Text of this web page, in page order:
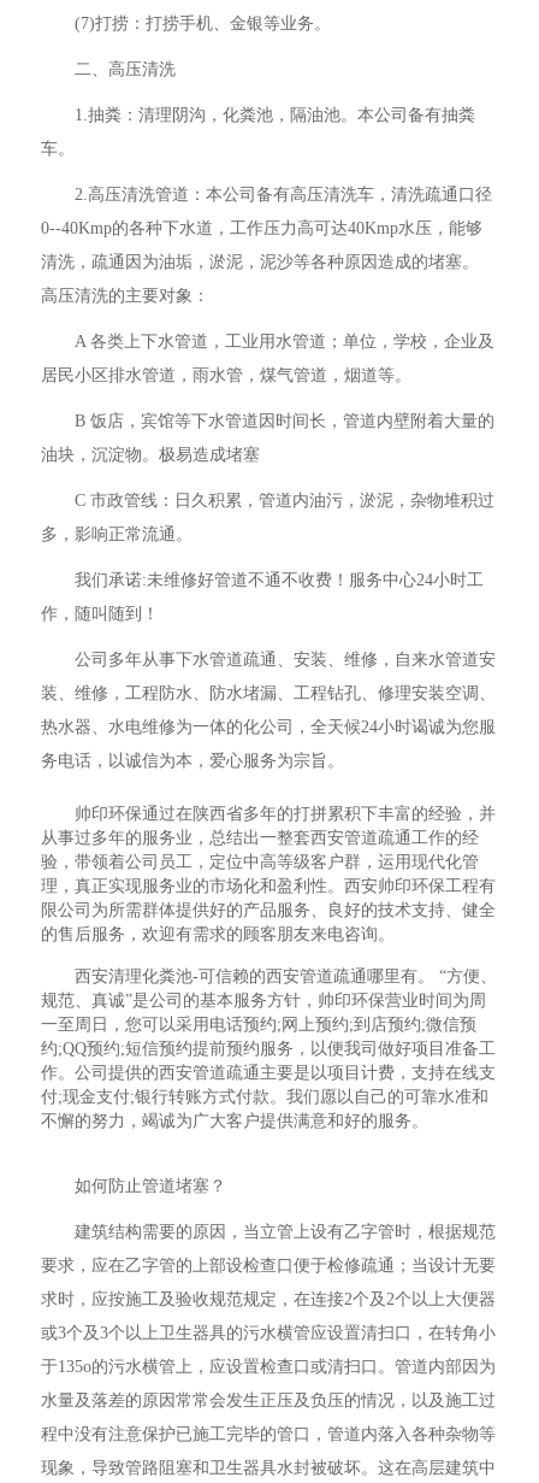
(7)打捞：打捞手机、金银等业务。
二、高压清洗
1.抽粪：清理阴沟，化粪池，隔油池。本公司备有抽粪
车。
2.高压清洗管道：本公司备有高压清洗车，清洗疏通口径
0--40Kmp的各种下水道，工作压力高可达40Kmp水压，能够
清洗，疏通因为油垢，淤泥，泥沙等各种原因造成的堵塞。
高压清洗的主要对象：
A 各类上下水管道，工业用水管道；单位，学校，企业及
居民小区排水管道，雨水管，煤气管道，烟道等。
B 饭店，宾馆等下水管道因时间长，管道内壁附着大量的
油块，沉淀物。极易造成堵塞
C 市政管线：日久积累，管道内油污，淤泥，杂物堆积过
多，影响正常流通。
我们承诺:未维修好管道不通不收费！服务中心24小时工
作，随叫随到！
公司多年从事下水管道疏通、安装、维修，自来水管道安
装、维修，工程防水、防水堵漏、工程钻孔、修理安装空调、
热水器、水电维修为一体的化公司，全天候24小时谒诚为您服
务电话，以诚信为本，爱心服务为宗旨。
帅印环保通过在陕西省多年的打拼累积下丰富的经验，并
从事过多年的服务业，总结出一整套西安管道疏通工作的经
验，带领着公司员工，定位中高等级客户群，运用现代化管
理，真正实现服务业的市场化和盈利性。西安帅印环保工程有
限公司为所需群体提供好的产品服务、良好的技术支持、健全
的售后服务，欢迎有需求的顾客朋友来电咨询。
西安清理化粪池-可信赖的西安管道疏通哪里有。 “方便、
规范、真诚”是公司的基本服务方针，帅印环保营业时间为周
一至周日，您可以采用电话预约;网上预约;到店预约;微信预
约;QQ预约;短信预约提前预约服务，以便我司做好项目准备工
作。公司提供的西安管道疏通主要是以项目计费，支持在线支
付;现金支付;银行转账方式付款。我们愿以自己的可靠水准和
不懈的努力，竭诚为广大客户提供满意和好的服务。
如何防止管道堵塞？
建筑结构需要的原因，当立管上设有乙字管时，根据规范
要求，应在乙字管的上部设检查口便于检修疏通；当设计无要
求时，应按施工及验收规范规定，在连接2个及2个以上大便器
或3个及3个以上卫生器具的污水横管应设置清扫口，在转角小
于135o的污水横管上，应设置检查口或清扫口。管道内部因为
水量及落差的原因常常会发生正压及负压的情况，以及施工过
程中没有注意保护已施工完毕的管口，管道内落入各种杂物等
现象，导致管路阻塞和卫生器具水封被破坏。这在高层建筑中